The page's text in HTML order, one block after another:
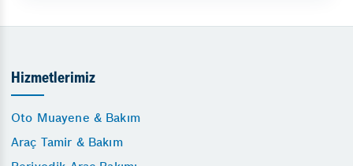
Hizmetlerimiz
Oto Muayene & Bakım
Araç Tamir & Bakım